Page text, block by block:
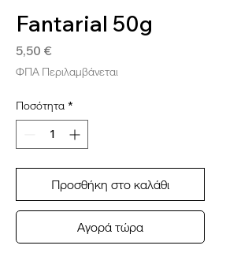
Fantarial 50g
5,50 €
ΦΠΑ Περιλαμβάνεται
Ποσότητα *
Προσθήκη στο καλάθι
Αγορά τώρα